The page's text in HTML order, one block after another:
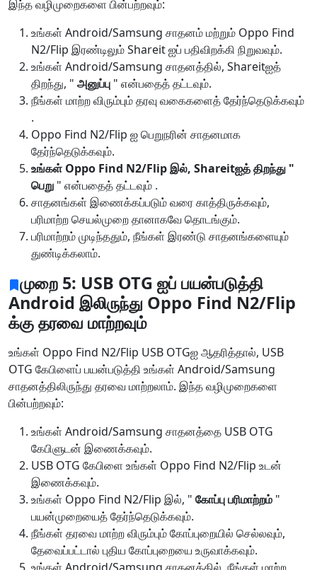
இந்த வழிமுறைகளை பின்பற்றவும்:
உங்கள் Android/Samsung சாதனம் மற்றும் Oppo Find
N2/Flip இரண்டிலும் Shareit ஐப் பதிவிறக்கி நிறுவவும்.
உங்கள் Android/Samsung சாதனத்தில், Shareitஐத்
திறந்து, " அனுப்பு " என்பதைத் தட்டவும்.
நீங்கள் மாற்ற விரும்பும் தரவு வகைகளைத்தேர்ந்தெடுக்கவும்
.
Oppo Find N2/Flip ஐ பெறுநரின் சாதனமாக
தேர்ந்தெடுக்கவும்.
உங்கள் Oppo Find N2/Flip இல், Shareitஐத் திறந்து "
பெறு " என்பதைத் தட்டவும் .
சாதனங்கள் இணைக்கப்படும் வரை காத்திருக்கவும்,
பரிமாற்ற செயல்முறை தானாகவே தொடங்கும்.
பரிமாற்றம் முடிந்ததும், நீங்கள் இரண்டு சாதனங்களையும்
துண்டிக்கலாம்.
முறை 5: USB OTG ஐப் பயன்படுத்தி
Android இலிருந்து Oppo Find N2/Flip
க்கு தரவை மாற்றவும்
உங்கள் Oppo Find N2/Flip USB OTGஐ ஆதரித்தால், USB
OTG கேபிளைப் பயன்படுத்தி உங்கள் Android/Samsung
சாதனத்திலிருந்து தரவை மாற்றலாம். இந்த வழிமுறைகளை
பின்பற்றவும்:
உங்கள் Android/Samsung சாதனத்தை USB OTG
கேபிளுடன் இணைக்கவும்.
USB OTG கேபிளை உங்கள் Oppo Find N2/Flip உடன்
இணைக்கவும்.
உங்கள் Oppo Find N2/Flip இல், " கோப்பு பரிமாற்றம் "
பயன்முறையைத் தேர்ந்தெடுக்கவும்.
நீங்கள் தரவை மாற்ற விரும்பும் கோப்புறையில் செல்லவும்,
தேவைப்பட்டால் புதிய கோப்புறையை உருவாக்கவும்.